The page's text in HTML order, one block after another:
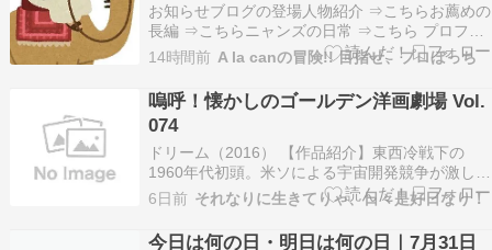
お知らせブログの登場人物紹介 ⇒こちらお薦めの
長編 ⇒こちらニャンズの日常 ⇒こちら プロフィ
ールがわからないかたからのアメンバー申請はお
断りしております。さぁ今日の冒険が始まりま
す!!ドラマ・VIVANTの続編が始まりましたね。冒
頭でVIVANTというタイトルにかぶさるア〜ア…
14時間前 A la canの冒険!! 目指せ、プロぼっち
嗚呼！懐かしのゴールデン洋画劇場 Vol.
074
ドリーム（2016） 【作品紹介】東西冷戦下の
1960年代初頭。米ソによる宇宙開発競争が激しさ
を増すなか、NASAではアメリカ初の有人宇宙飛
行を目指す「マーキュリー計画」が進められてい
た。 その歴史的プロジェクトを陰で支えたのが、
6日前 それなりに生きてりゃ、日々是好日なり！
今日は何の日・明日は何の日｜7月31日